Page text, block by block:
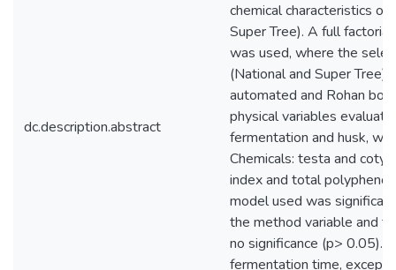
dc.description.abstract
chemical characteristics
Super Tree). A full
was used, where the
(National and Super
automated and Rohan
physical variables
fermentation and husk,
Chemicals: testa and
index and total
model used was
the method variable and
no significance (p> 0.05).
fermentation time, except